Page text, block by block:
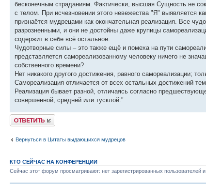
бесконечным страданиям. Фактически, высшая Сущность не
с телом. При исчезновении этого невежества "Я" выявляется
признаётся мудрецами как окончательная реализация. Все
разрозненными, и они не достойны даже крупицы
содержит в себе всё остальное.
Чудотворные силы – это также ещё и помеха на пути
представляется самореализованному человеку ничего не
собственного времени?
Нет никакого другого достижения, равного самореализации;
Самореализация отличается от всех остальных достижений
Реализация бывает разной, отличаясь согласно
совершенной, средней или тусклой."
Ответить
Вернуться в Цитаты выдающихся мудрецов
КТО СЕЙЧАС НА КОНФЕРЕНЦИИ
Сейчас этот форум просматривают: нет зарегистрированных пользователей и